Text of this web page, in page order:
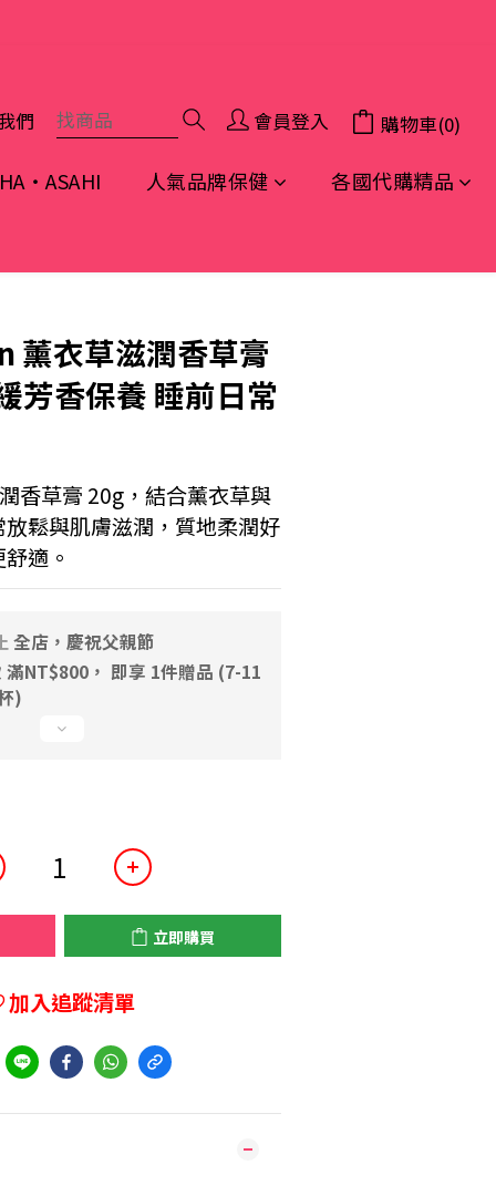
客個人使用
們 會員登入 購物車(0)
・ASAHI 人氣品牌保健 各國代購精品
薰衣草滋潤香草膏
芳香保養 睡前日常
香草膏 20g，結合薰衣草與
鬆與肌膚滋潤，質地柔潤好
適。
全店，慶祝父親節
NT$800， 即享 1件贈品 (7-11
)
立即購買
加入追蹤清單